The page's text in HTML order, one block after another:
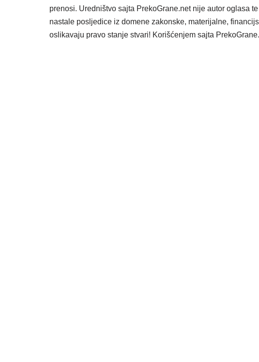
prenosi. Uredništvo sajta PrekoGrane.net nije autor oglasa
nastale posljedice iz domene zakonske, materijalne,
oslikavaju pravo stanje stvari! Korišćenjem sajta